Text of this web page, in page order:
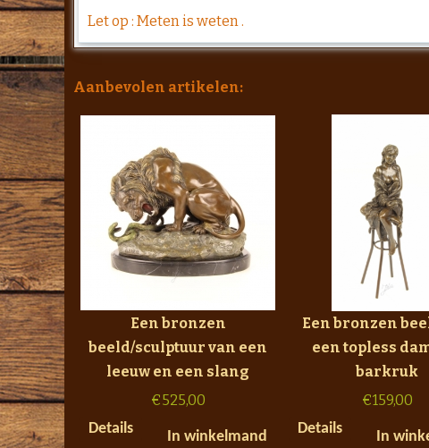
Let op : Meten is weten .
Aanbevolen artikelen:
Een bronzen
beeld/sculptuur van een
leeuw en een slang
€525,00
Details
In winkelmand
Een bronzen
een topless
barkruk
€159,00
Details
In